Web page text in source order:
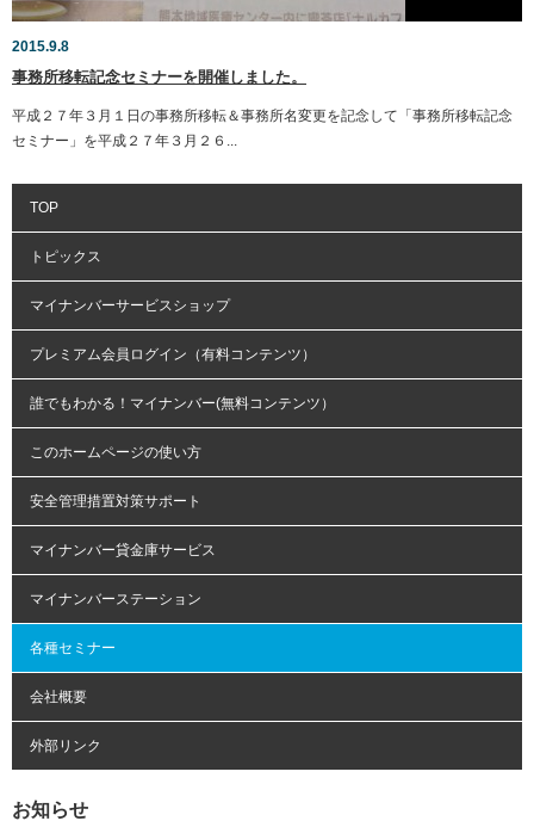
2015.9.8
事務所移転記念セミナーを開催しました。
平成２７年３月１日の事務所移転＆事務所名変更を記念して「事務所移転記念
セミナー」を平成２７年３月２６...
TOP
トピックス
マイナンバーサービスショップ
プレミアム会員ログイン（有料コンテンツ）
誰でもわかる！マイナンバー(無料コンテンツ）
このホームページの使い方
安全管理措置対策サポート
マイナンバー貸金庫サービス
マイナンバーステーション
各種セミナー
会社概要
外部リンク
お知らせ